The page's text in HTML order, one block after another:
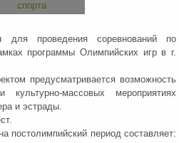
для проведения соревнований по
программы Олимпийских игр в г.
предусматривается возможность
массовых мероприятиях
и эстрады.
постолимпийский период составляет: